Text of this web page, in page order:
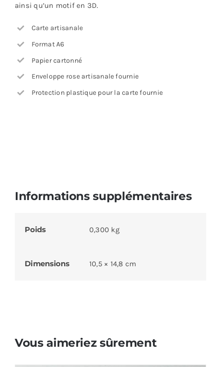
ainsi qu’un motif en 3D.
Carte artisanale
Format A6
Papier cartonné
Enveloppe rose artisanale fournie
Protection plastique pour la carte fournie
Informations supplémentaires
Poids 0,300 kg
Dimensions 10,5 × 14,8 cm
Vous aimeriez sûrement